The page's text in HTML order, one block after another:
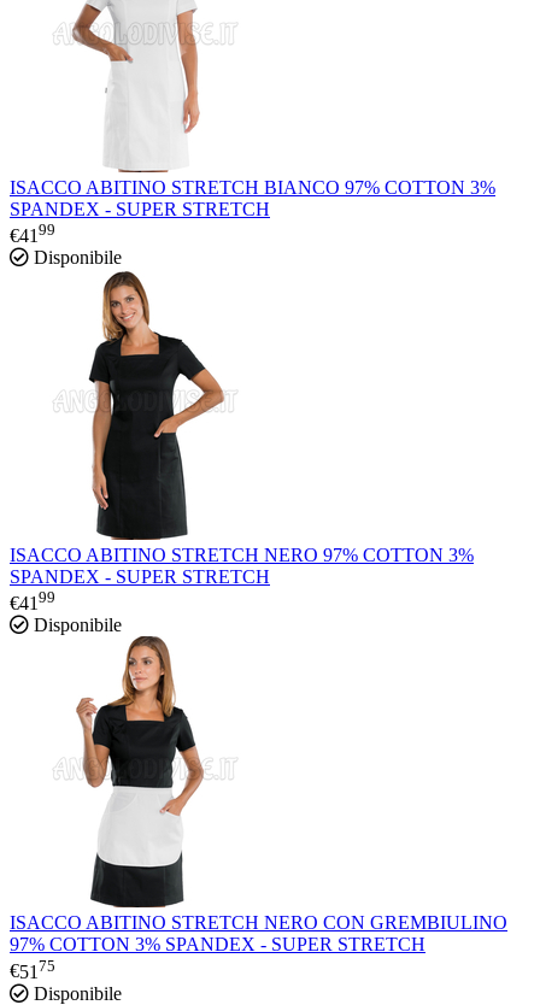
ISACCO ABITINO STRETCH BIANCO 97% COTTON 3%
SPANDEX - SUPER STRETCH
€41 99
Disponibile
ISACCO ABITINO STRETCH NERO 97% COTTON 3%
SPANDEX - SUPER STRETCH
€4199
Disponibile
ISACCO ABITINO STRETCH NERO CON GREMBIULINO
97% COTTON 3% SPANDEX - SUPER STRETCH
€51 75
Disponibile